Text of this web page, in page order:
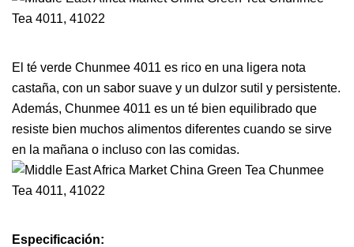
El té verde Chunmee 4011 es rico en una ligera nota
castaña, con un sabor suave y un dulzor sutil y persistente.
Además, Chunmee 4011 es un té bien equilibrado que
resiste bien muchos alimentos diferentes cuando se sirve
en la mañana o incluso con las comidas.
Especificación: